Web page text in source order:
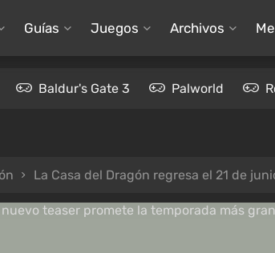
Guías Juegos Archivos
Baldur's Gate 3 Palworld
La Casa del Dragón regresa el 21 de